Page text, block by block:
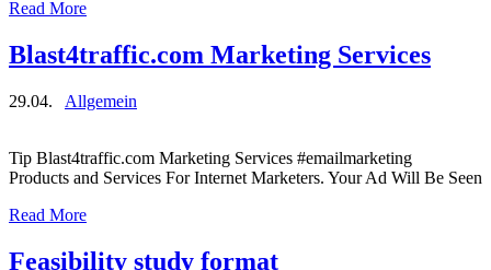
Read More
Blast4traffic.com Marketing Services
29.04. Allgemein
Tip Blast4traffic.com Marketing Services #emailmarketing
Products and Services For Internet Marketers. Your Ad Will Be Seen
Read More
Feasibility study format